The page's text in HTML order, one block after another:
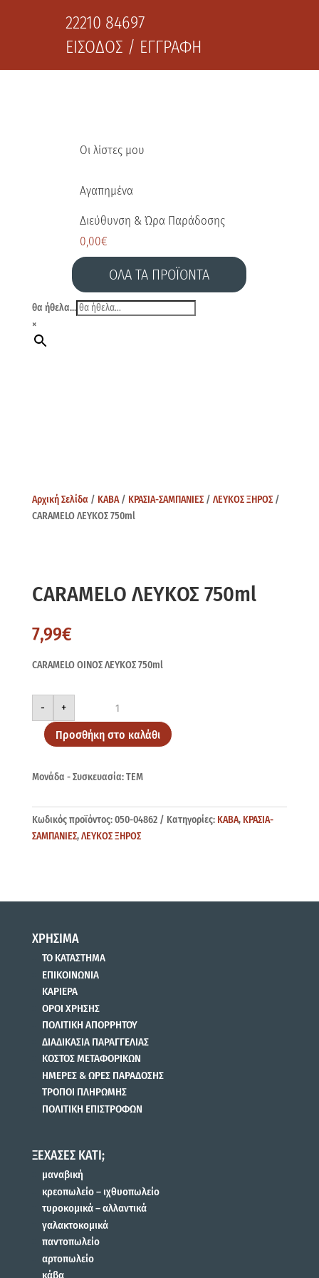
22210 84697
ΕΙΣΟΔΟΣ / ΕΓΓΡΑΦΗ
Οι λίστες μου
Αγαπημένα
Διεύθυνση & Ώρα Παράδοσης
0,00€
ΟΛΑ ΤΑ ΠΡΟΪΟΝΤΑ
θα ήθελα...
×
Αρχική Σελίδα / ΚΑΒΑ/ ΚΡΑΣΙΑ-ΣΑΜΠΑΝΙΕΣ/ ΛΕΥΚΟΣ ΞΗΡΟΣ/
CARAMELO ΛΕΥΚΟΣ 750ml
CARAMELO ΛΕΥΚΟΣ 750ml
7,99€
CARAMELO ΟΙΝΟΣ ΛΕΥΚΟΣ 750ml
-
CARAMELO
750ml
ποσότητα
+
Προσθήκη στο καλάθι
Μονάδα - Συσκευασία: ΤΕΜ
Κωδικός προϊόντος:050-04862 Κατηγορίες: ΚΑΒΑ, ΚΡΑΣΙΑ-
ΣΑΜΠΑΝΙΕΣ,ΛΕΥΚΟΣ ΞΗΡΟΣ
ΧΡΗΣΙΜΑ
ΤΟ ΚΑΤΑΣΤΗΜΑ
ΕΠΙΚΟΙΝΩΝΙΑ
ΚΑΡΙΕΡΑ
ΟΡΟΙ ΧΡΗΣΗΣ
ΠΟΛΙΤΙΚΗ ΑΠΟΡΡΗΤΟΥ
ΔΙΑΔΙΚΑΣΙΑ ΠΑΡΑΓΓΕΛΙΑΣ
ΚΟΣΤΟΣ ΜΕΤΑΦΟΡΙΚΩΝ
ΗΜΕΡΕΣ & ΩΡΕΣ ΠΑΡΑΔΟΣΗΣ
ΤΡΟΠΟΙ ΠΛΗΡΩΜΗΣ
ΠΟΛΙΤΙΚΗ ΕΠΙΣΤΡΟΦΩΝ
ΞΕΧΑΣΕΣ ΚΑΤΙ;
μαναβική
κρεοπωλείο – ιχθυοπωλείο
τυροκομικά – αλλαντικά
γαλακτοκομικά
παντοπωλείο
αρτοπωλείο
κάβα